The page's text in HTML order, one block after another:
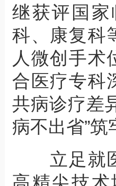
继获评国
科、康复科
人微创手术
合医疗专科
共病诊疗差
病不出省”筑
立足就医